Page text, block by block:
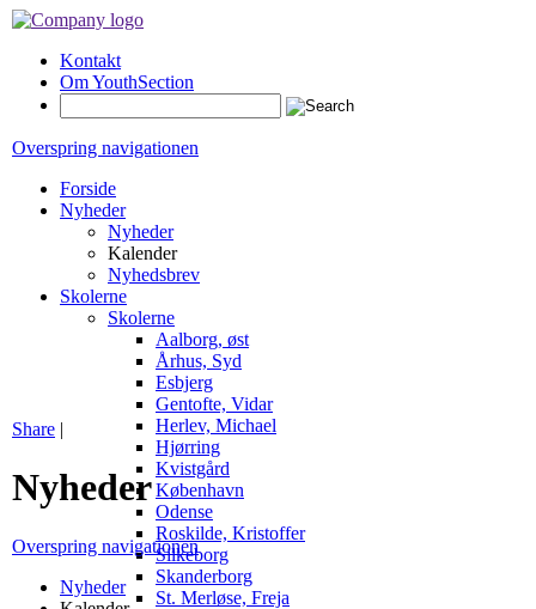
Kontakt
Om YouthSection
Overspring navigationen
Forside
Nyheder
Nyheder
Kalender
Nyhedsbrev
Skolerne
Skolerne
Aalborg, øst
Århus, Syd
Esbjerg
Gentofte, Vidar
Herlev, Michael
Hjørring
Kvistgård
København
Odense
Roskilde, Kristoffer
Silkeborg
Skanderborg
St. Merløse, Freja
Share |
Nyheder
Overspring navigationen
Nyheder